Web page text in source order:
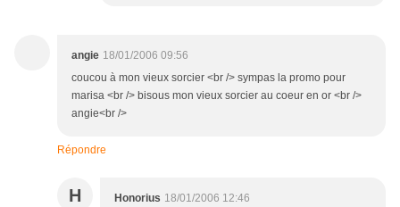
angie 18/01/2006 09:56
coucou à mon vieux sorcier <br /> sympas la promo pour
marisa <br /> bisous mon vieux sorcier au coeur en or <br />
angie<br />
Répondre
H Honorius 18/01/2006 12:46